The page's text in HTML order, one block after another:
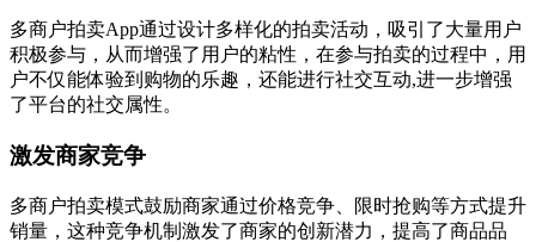
多商户拍卖App通过设计多样化的拍卖活动，吸引了大量用户
积极参与，从而增强了用户的粘性，在参与拍卖的过程中，用
户不仅能体验到购物的乐趣，还能进行社交互动,进一步增强
了平台的社交属性。
激发商家竞争
多商户拍卖模式鼓励商家通过价格竞争、限时抢购等方式提升
销量，这种竞争机制激发了商家的创新潜力，提高了商品品